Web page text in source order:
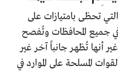
تحظى بامتيازات على
جميع المحافظات وتُفصح
أنها تُظهر جانباً آخر غير
المسلحة على الموارد في